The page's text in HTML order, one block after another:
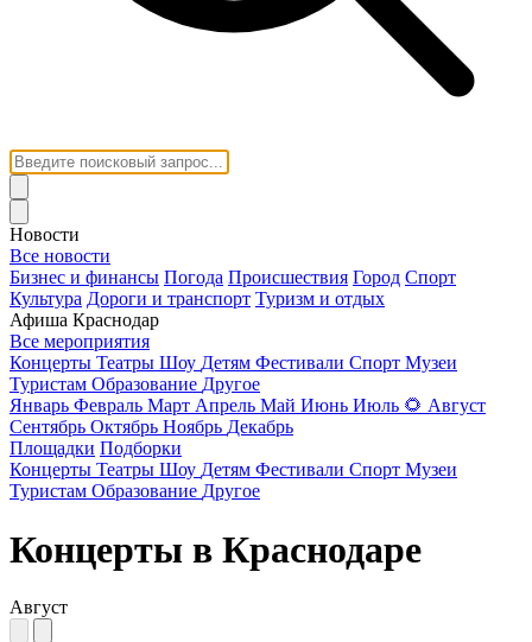
Новости
Все новости
Бизнес и финансы Погода Происшествия Город Спорт
Культура Дороги и транспорт Туризм и отдых
Афиша Краснодар
Все мероприятия
Концерты Театры Шоу Детям Фестивали Спорт Музеи
Туристам Образование Другое
Январь Февраль Март Апрель Май Июнь Июль 🌻 Август
Сентябрь Октябрь Ноябрь Декабрь
Площадки Подборки
Концерты Театры Шоу Детям Фестивали Спорт Музеи
Туристам Образование Другое
Концерты в Краснодаре
Август